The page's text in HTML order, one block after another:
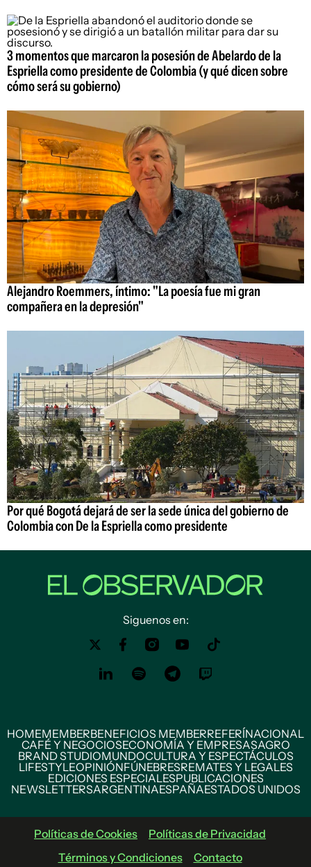
3 momentos que marcaron la posesión de Abelardo de la
Espriella como presidente de Colombia (y qué dicen sobre
cómo será su gobierno)
Alejandro Roemmers, íntimo: "La poesía fue mi gran
compañera en la depresión"
Por qué Bogotá dejará de ser la sede única del gobierno de
Colombia con De la Espriella como presidente
Siguenos en:
HOMEMEMBERBENEFICIOS MEMBERREFERÍNACIONAL
CAFÉ Y NEGOCIOSECONOMÍA Y EMPRESASAGRO
BRAND STUDIOMUNDOCULTURA Y ESPECTÁCULOS
LIFESTYLEOPINIÓNFÚNEBRESREMATES Y LEGALES
EDICIONES ESPECIALESPUBLICACIONES
NEWSLETTERSARGENTINAESPAÑAESTADOS UNIDOS
Políticas de Cookies
Políticas de Privacidad
Términos y Condiciones
Contacto